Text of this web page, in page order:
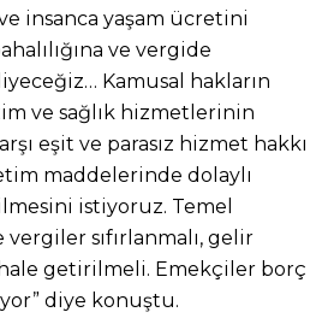
insanca yaşam ücretini
ve vergide
Kamusal hakların
ve sağlık hizmetlerinin
eşit ve parasız hizmet hakkı
maddelerinde dolaylı
istiyoruz. Temel
sıfırlanmalı, gelir
getirilmeli. Emekçiler borç
diye konuştu.